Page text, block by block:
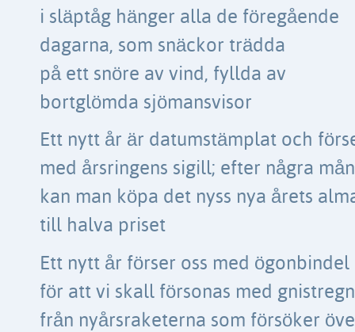
i släptåg hänger alla de föregående
dagarna, som snäckor trädda
på ett snöre av vind, fyllda av
bortglömda sjömansvisor
Ett nytt år är datumstämplat och
med årsringens sigill; efter några
kan man köpa det nyss nya årets
till halva priset
Ett nytt år förser oss med ögonbindel
för att vi skall försonas med
från nyårsraketerna som försöker